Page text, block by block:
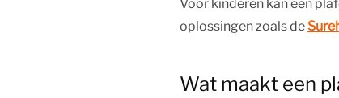
Voor kinderen kan een
oplossingen zoals de
Wat maakt een